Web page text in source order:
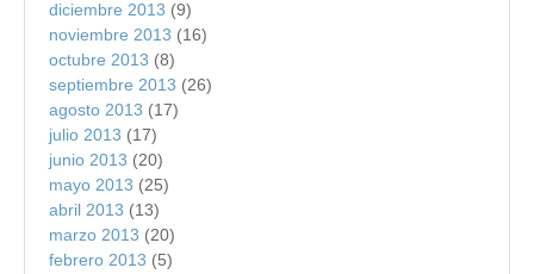
diciembre 2013 (9)
noviembre 2013 (16)
octubre 2013 (8)
septiembre 2013 (26)
agosto 2013 (17)
julio 2013 (17)
junio 2013 (20)
mayo 2013 (25)
abril 2013 (13)
marzo 2013 (20)
febrero 2013 (5)